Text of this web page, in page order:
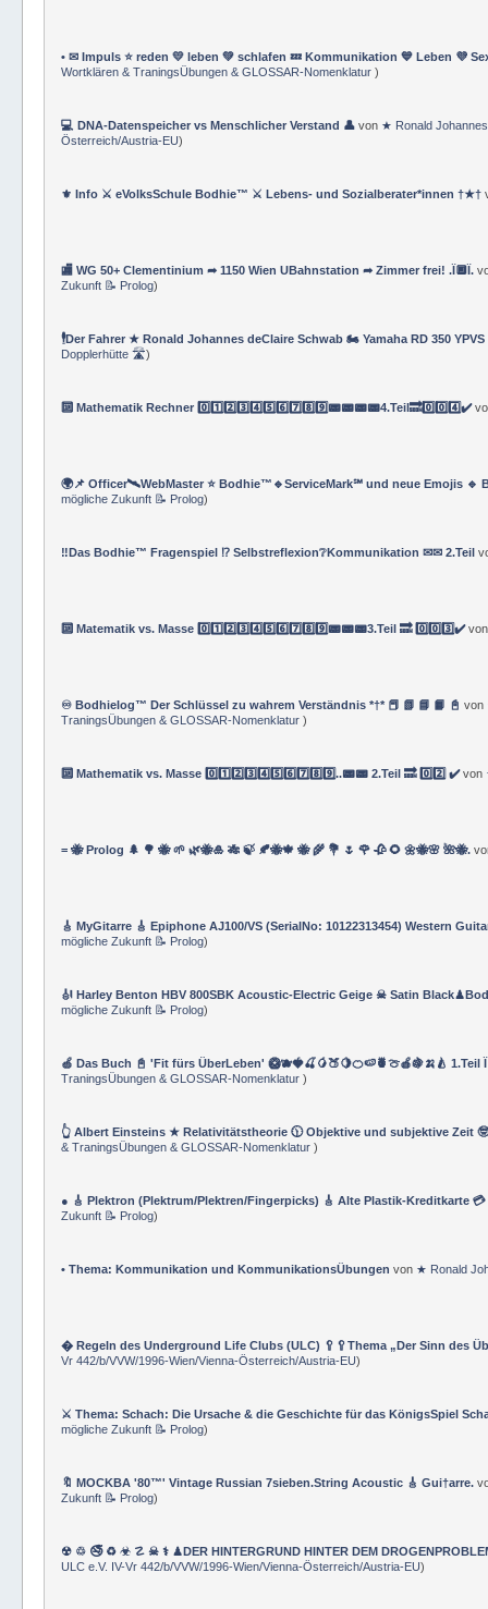
• ✉ Impuls ⭐️ reden 💛 leben 💚 schlafen 💤 Kommunikation 💙 Leben 💜
Wortklären & TraningsÜbungen & GLOSSAR-Nomenklatur)
💻 DNA-Datenspeicher vs Menschlicher Verstand 👤 von ★ Ronald
Österreich/Austria-EU)
⚜ Info ⚔ eVolksSchule Bodhie™ ⚔ Lebens- und Sozialberater*innen †★†
🏬 WG 50+ Clementinium ➦ 1150 Wien UBahnstation ➦ Zimmer frei! .Ï🔲Ï.
Zukunft 📝 Prolog)
🕴Der Fahrer ★ Ronald Johannes deClaire Schwab 🏍️ Yamaha RD 350
Dopplerhütte 🛣)
🔟 Mathematik Rechner 0️⃣1️⃣2️⃣3️⃣4️⃣5️⃣6️⃣7️⃣8️⃣9️⃣📟📟📟📟4.Teil🔜0️⃣0️⃣4️⃣✔️
🌍📌 Officer🛰WebMaster ⭐️ Bodhie™🔹ServiceMark℠ und neue Emojis 🔹
mögliche Zukunft 📝 Prolog)
‼️Das Bodhie™ Fragenspiel ⁉️ Selbstreflexion❔Kommunikation ✉✉ 2.Teil
🔟 Matematik vs. Masse 0️⃣1️⃣2️⃣3️⃣4️⃣5️⃣6️⃣7️⃣8️⃣9️⃣📟📟📟3.Teil 🔜 0️⃣0️⃣3️⃣✔️
♾️ Bodhielog™ Der Schlüssel zu wahrem Verständnis *†* 📕 📗 📘 📙 📓von
TraningsÜbungen & GLOSSAR-Nomenklatur)
🔟 Mathematik vs. Masse 0️⃣1️⃣2️⃣3️⃣4️⃣5️⃣6️⃣7️⃣8️⃣9️⃣..📟📟 2.Teil 🔜 0️⃣2️⃣ ✔️von
= 🐝 Prolog 🌲 🌳 🐝 🌱 🌿🐝🎍 🎋 🍃 🍂🐝🍁 🐝 🌾 💐 🌷 🌹 🥀 🌻 🌼🐝🌸 🌺🐝.
🎸 MyGitarre 🎸 Epiphone AJ100/VS (SerialNo: 10122313454) Western
mögliche Zukunft 📝 Prolog)
🎻 Harley Benton HBV 800SBK Acoustic-Electric Geige ☠ Satin
mögliche Zukunft 📝 Prolog)
🍏 Das Buch 📓 'Fit fürs ÜberLeben' 🥝🫐🍓🍒🥭🍑🍋🍊🍉🍍🍈🍎🍇🍌🍐 1.Teil
TraningsÜbungen & GLOSSAR-Nomenklatur)
👆 Albert Einsteins ★ Relativitätstheorie 🕦 Objektive und subjektive Zeit
& TraningsÜbungen & GLOSSAR-Nomenklatur)
● 🎸 Plektron (Plektrum/Plektren/Fingerpicks) 🎸 Alte Plastik-Kreditkarte
Zukunft 📝 Prolog)
• Thema: Kommunikation und KommunikationsÜbungen von ★ Ronald
� Regeln des Underground Life Clubs (ULC) 🥄🥄Thema „Der Sinn des
Vr 442/b/VVW/1996-Wien/Vienna-Österreich/Austria-EU)
⚔ Thema: Schach: Die Ursache & die Geschichte für das KönigsSpiel
mögliche Zukunft 📝 Prolog)
🔖 MOCKBA '80™' Vintage Russian 7sieben.String Acoustic 🎸 Gui†arre.
Zukunft 📝 Prolog)
☢ ♲ 🚭 ♻ ☣ ☡ ☠ ⚕ ♟DER HINTERGRUND HINTER DEM
ULC e.V. IV-Vr 442/b/VVW/1996-Wien/Vienna-Österreich/Austria-EU)